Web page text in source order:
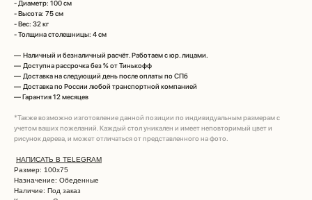
- Диаметр: 100 см
- Высота: 75 см
- Вес: 32 кг
- Толщина столешницы: 4 см
— Наличный и безналичный расчёт. Работаем с юр. лицами.
— Доступна рассрочка без % от Тинькофф
— Доставка на следующий день после оплаты по СПб
— Доставка по России любой транспортной компанией
—Гарантия 12 месяцев
*Также возможно изготовление данной позиции по индивидуальным размерам с
учетом ваших пожеланий. Каждый стол уникален и имеет неповторимый цвет и
рисунок дерева, и может отличаться от представленного на фото.
НАПИСАТЬ В TELEGRAM
Размер: 100х75
Назначение: Обеденные
Наличие: Под заказ